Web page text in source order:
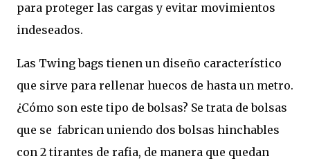
para proteger las cargas y evitar movimientos
indeseados.
Las Twing bags tienen un diseño característico
que sirve para rellenar huecos de hasta un metro.
¿Cómo son este tipo de bolsas? Se trata de bolsas
que se fabrican uniendo dos bolsas hinchables
con 2 tirantes de rafia, de manera que quedan